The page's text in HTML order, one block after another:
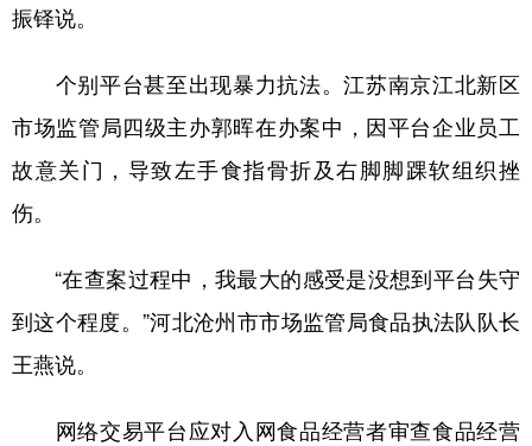
振铎说。
个别平台甚至出现暴力抗法。江苏南京江北新区
市场监管局四级主办郭晖在办案中，因平台企业员工
故意关门，导致左手食指骨折及右脚脚踝软组织挫
伤。
“在查案过程中，我最大的感受是没想到平台失守
到这个程度。”河北沧州市市场监管局食品执法队队长
王燕说。
网络交易平台应对入网食品经营者审查食品经营